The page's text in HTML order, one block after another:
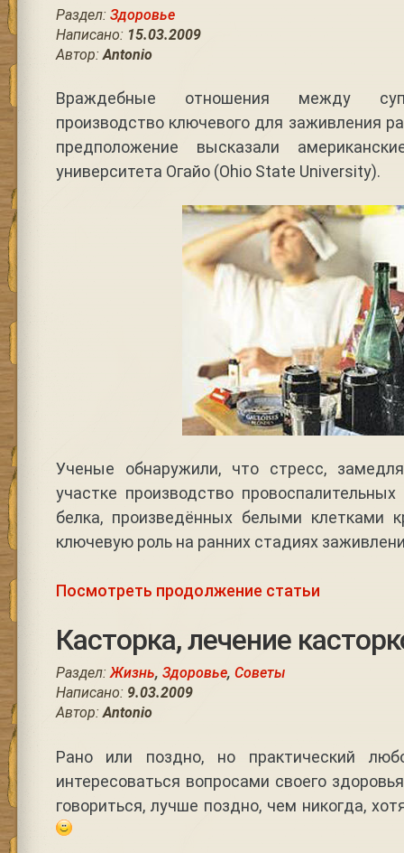
Раздел: Здоровье
Написано: 15.03.2009
Автор:Antonio
Враждебные отношения между
производство ключевого для заживления
предположение высказали
университета Огайо (Ohio State University).
Ученые обнаружили, что стресс,
участке производство
белка, произведённых белыми клетками
ключевую роль на ранних стадиях
Посмотреть продолжение статьи
Касторка, лечение
Раздел:Жизнь, Здоровье, Советы
Написано: 9.03.2009
Автор:Antonio
Рано или поздно, но практический
интересоваться вопросами своего
говориться, лучше поздно, чем никогда,